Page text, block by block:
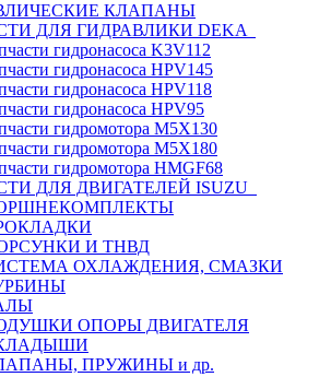
КЛАПАНЫ
ДЛЯ ГИДРАВЛИКИ DEKA
гидронасоса K3V112
гидронасоса HPV145
гидронасоса HPV118
гидронасоса HPV95
гидромотора M5X130
гидромотора M5X180
гидромотора HMGF68
ДЛЯ ДВИГАТЕЛЕЙ ISUZU
И ТНВД
ОХЛАЖДЕНИЯ, СМАЗКИ
ОПОРЫ ДВИГАТЕЛЯ
ПРУЖИНЫ и др.